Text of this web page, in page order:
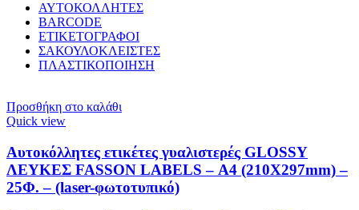
ΑΥΤΟΚΟΛΛΗΤΕΣ
BARCODE
ΕΤΙΚΕΤΟΓΡΑΦΟΙ
ΣΑΚΟΥΛΟΚΛΕΙΣΤΕΣ
ΠΛΑΣΤΙΚΟΠΟΙΗΣΗ
Προσθήκη στο καλάθι
Quick view
Αυτοκόλλητες ετικέτες γυαλιστερές GLOSSY
ΛΕΥΚΕΣ FASSON LABELS – Α4 (210X297mm) –
25Φ. – (laser-φωτοτυπικό)